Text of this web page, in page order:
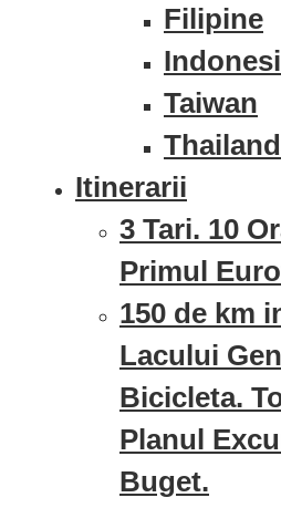
Filipine
Taiwan
Itinerarii
3 Tari. 10
Primul
150 de km
Lacului
Bicicleta.
Planul
Buget.